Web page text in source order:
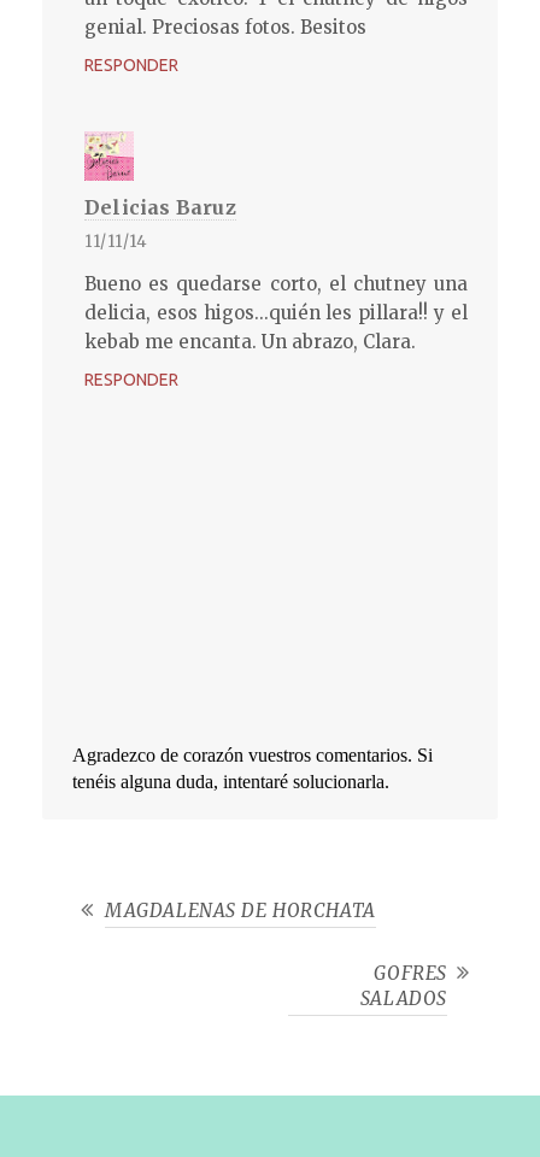
genial. Preciosas fotos. Besitos
RESPONDER
Delicias Baruz
11/11/14
Bueno es quedarse corto, el chutney una
delicia, esos higos...quién les pillara!! y el
kebab me encanta. Un abrazo, Clara.
RESPONDER
Agradezco de corazón vuestros comentarios. Si
tenéis alguna duda, intentaré solucionarla.
MAGDALENAS DE HORCHATA
GOFRES
SALADOS